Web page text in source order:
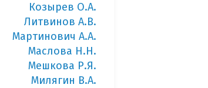
Козырев О.А.
Литвинов А.В.
Мартинович А.А.
Маслова Н.Н.
Мешкова Р.Я.
Милягин В.А.